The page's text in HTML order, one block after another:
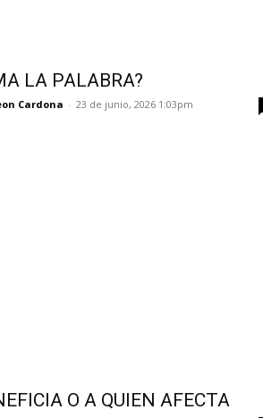
LA PALABRA?
Cardona - 23 de junio, 2026 1:03pm
O A QUIEN AFECTA